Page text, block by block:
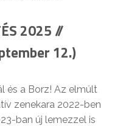
2025 //
12.)
és a Borz! Az elmúlt
zenekara 2022-ben
ban új lemezzel is